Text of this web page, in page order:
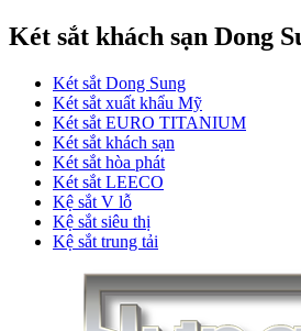
Két sắt khách sạn Dong
Két sắt Dong Sung
Két sắt xuất khẩu Mỹ
Két sắt EURO TITANIUM
Két sắt khách sạn
Két sắt hòa phát
Két sắt LEECO
Kệ sắt V lỗ
Kệ sắt siêu thị
Kệ sắt trung tải